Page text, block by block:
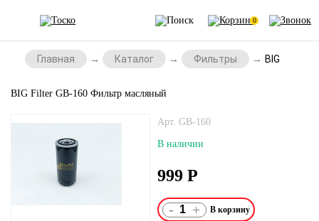
0
Главная Каталог Фильтры BIG Filter
BIG Filter GB-160 Фильтр масляный
Арт. GB-160
В наличии
999 Р
- +